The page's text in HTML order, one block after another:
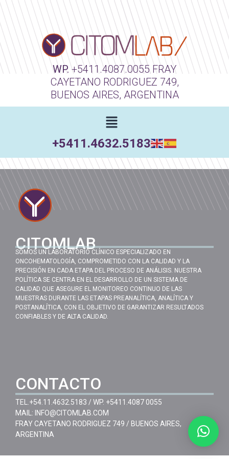
WP. +5411.4087.0055FRAY
CAYETANO RODRIGUEZ 749,
BUENOS AIRES, ARGENTINA
+5411.4632.5183
CITOMLAB
SOMOS UN LABORATORIO CLÍNICO ESPECIALIZADO EN
ONCOHEMATOLOGÍA, COMPROMETIDO CON LA CALIDAD Y LA
PRECISIÓN EN CADA ETAPA DEL PROCESO DE ANÁLISIS. NUESTRA
POLÍTICA SE CENTRA EN EL DESARROLLO DE UN SISTEMA DE
CALIDAD QUE ASEGURE EL MONITOREO CONTINUO DE LAS
MUESTRAS DURANTE LAS ETAPAS PREANALÍTICA, ANALÍTICA Y
POSTANALÍTICA, CON EL OBJETIVO DE GARANTIZAR RESULTADOS
CONFIABLES Y DE ALTA CALIDAD.
CONTACTO
TEL. +54.11.4632.5183 / WP. +5411.4087 0055
MAIL: INFO@CITOMLAB.COM
FRAY CAYETANO RODRIGUEZ 749 / BUENOS AIRES,
ARGENTINA